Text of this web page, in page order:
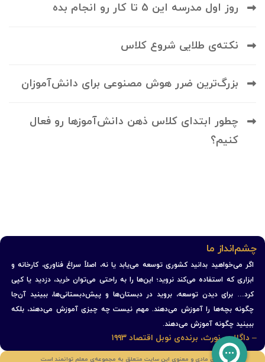
روز اول مدرسه این 5 تا کار رو انجام بده
نکته‌ی طلایی شروع کلاس
بزرگ‌ترین ضرر هوش مصنوعی برای دانش‌آموزان
چطور ابتدای کلاس ذهن دانش‌آموزها رو فعال
کنیم؟
چشم‌انداز ما
اگر می‌خواهید بدانید کشوری توسعه می‌یابد یا نه، اصلاً سراغ فناوری، کارخانه و
ابزاری که استفاده می‌کند نروید؛ این‌ها را به راحتی می‌توان خرید، دزدید یا کپی
کرد… برای دیدن توسعه، بروید در دبستان‌ها و پیش‌دبستانی‌ها، ببینید آن‌جا
چگونه بچه‌ها را آموزش می‌دهند. مهم نیست چه چیزی آموزش می‌دهند، بلکه
ببینید چگونه آموزش می‌دهند.
– داگلاس نورث، برنده‌ی نوبل اقتصاد ۱۹۹۳
حقوق مادی و معنوی این سایت متعلق به مجموعه‌ی معلم توانمند است